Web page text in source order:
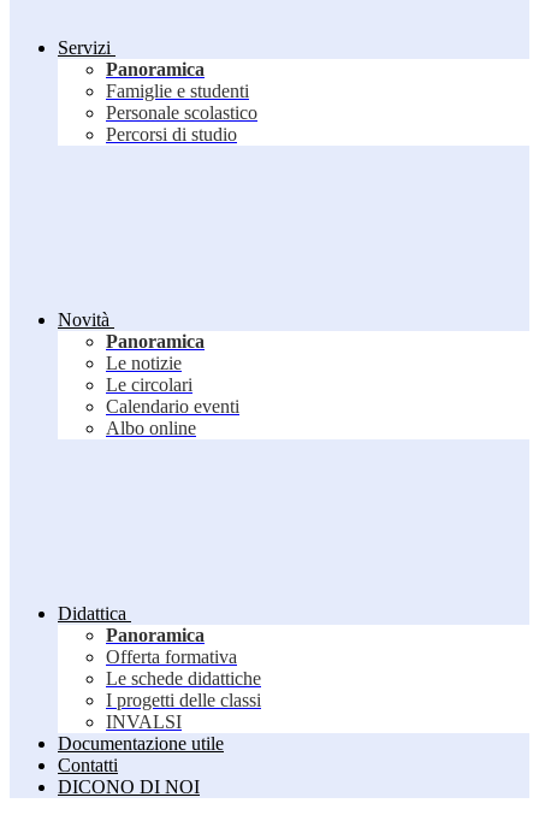
Servizi
Panoramica
Famiglie e studenti
Personale scolastico
Percorsi di studio
Novità
Panoramica
Le notizie
Le circolari
Calendario eventi
Albo online
Didattica
Panoramica
Offerta formativa
Le schede didattiche
I progetti delle classi
INVALSI
Documentazione utile
Contatti
DICONO DI NOI